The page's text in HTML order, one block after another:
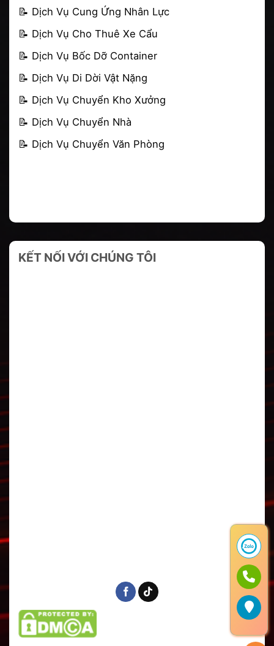
📝 Dịch Vụ Cung Ứng Nhân Lực
📝 Dịch Vụ Cho Thuê Xe Cẩu
📝 Dịch Vụ Bốc Dỡ Container
📝 Dịch Vụ Di Dời Vật Nặng
📝 Dịch Vụ Chuyển Kho Xưởng
📝 Dịch Vụ Chuyển Nhà
📝 Dịch Vụ Chuyển Văn Phòng
KẾT NỐI VỚI CHÚNG TÔI